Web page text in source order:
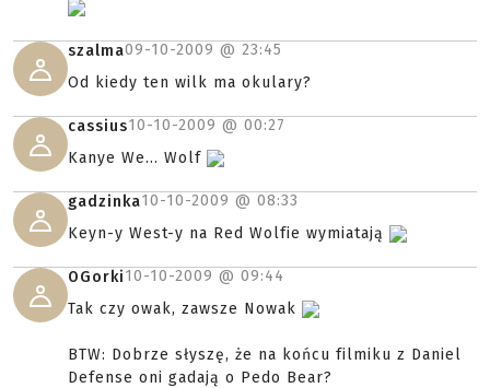
szalma09-10-2009 @ 23:45
Od kiedy ten wilk ma okulary?
cassius10-10-2009 @ 00:27
Kanye We... Wolf
gadzinka10-10-2009 @ 08:33
Keyn-y West-y na Red Wolfie wymiatają
OGorki10-10-2009 @ 09:44
Tak czy owak, zawsze Nowak
BTW: Dobrze słyszę, że na końcu filmiku z Daniel
Defense oni gadają o Pedo Bear?